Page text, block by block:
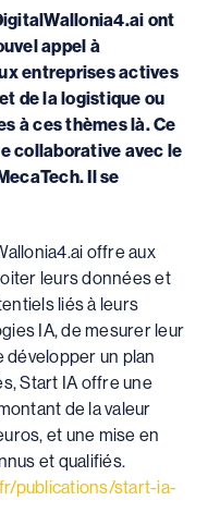
ont
appel à
entreprises actives
de la logistique ou
à ces thèmes là. Ce
collaborative avec le
Il se
offre aux
leurs données et
liés à leurs
IA, de mesurer leur
un plan
Start IA offre une
de la valeur
et une mise en
et qualifiés.
publications/start-ia-